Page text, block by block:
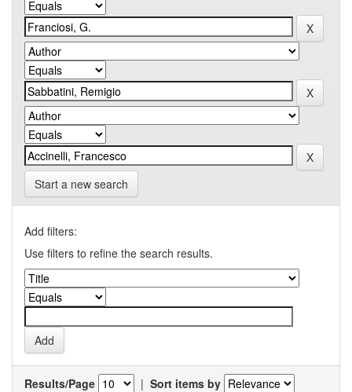
Start a new search
Add filters:
Use filters to refine the search results.
Results/Page | Sort items by